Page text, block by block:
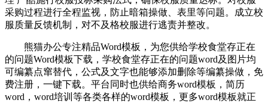
采购过程进行全程监视，防止暗箱操做、表里等问题。成立校
服质量反馈机制，对不及格校服进行逃责并整改。
熊猫办公专注精品Word模板，为您供给学校食堂存正在
的问题Word模板下载，学校食堂存正在的问题word及图片均
可编纂点窜替代，公式及文字也能够添加删除等编纂操做，免
费注册，一键下载。平台同时也供给商务word模板，简历
word，word培训等各类各样的word模板，更多word模板就正